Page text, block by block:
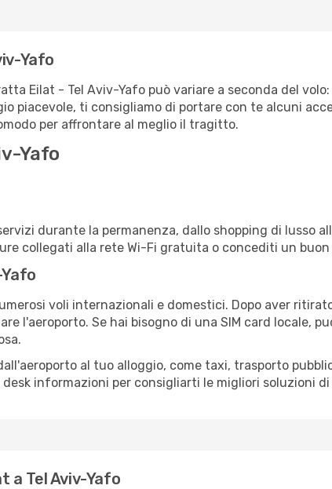
Yafo
Eilat - Tel Aviv-Yafo può variare a seconda del
piacevole, ti consigliamo di portare con te alcuni
per affrontare al meglio il tragitto.
Yafo
durante la permanenza, dallo shopping di lusso
collegati alla rete Wi-Fi gratuita o concediti un
voli internazionali e domestici. Dopo aver
l'aeroporto. Se hai bisogno di una SIM card locale,
al tuo alloggio, come taxi, trasporto
informazioni per consigliarti le migliori soluzioni
a Tel Aviv-Yafo